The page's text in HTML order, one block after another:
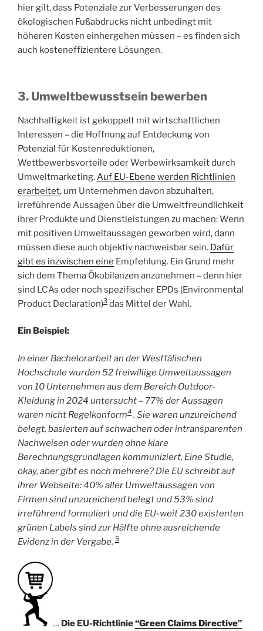
hier gilt, dass Potenziale zur Verbesserungen des
ökologischen Fußabdrucks nicht unbedingt mit
höheren Kosten einhergehen müssen – es finden sich
auch kosteneffizientere Lösungen.
3. Umweltbewusstsein bewerben
Nachhaltigkeit ist gekoppelt mit wirtschaftlichen
Interessen – die Hoffnung auf Entdeckung von
Potenzial für Kostenreduktionen,
Wettbewerbsvorteile oder Werbewirksamkeit durch
Umweltmarketing.Auf EU-Ebene werden Richtlinien
erarbeitet, um Unternehmen davon abzuhalten,
irreführende Aussagen über die Umweltfreundlichkeit
ihrer Produkte und Dienstleistungen zu machen: Wenn
mit positiven Umweltaussagen geworben wird, dann
müssen diese auch objektiv nachweisbar sein. Dafür
gibt es inzwischen eine Empfehlung. Ein Grund mehr
sich dem Thema Ökobilanzen anzunehmen – denn hier
sind LCAs oder noch spezifischer EPDs (Environmental
Product Declaration)3 das Mittel der Wahl.
Ein Beispiel:
In einer Bachelorarbeit an der Westfälischen
Hochschule wurden 52 freiwillige Umweltaussagen
von 10 Unternehmen aus dem Bereich Outdoor-
Kleidung in 2024 untersucht – 77% der Aussagen
waren nicht Regelkonform4 . Sie waren unzureichend
belegt, basierten auf schwachen oder intransparenten
Nachweisen oder wurden ohne klare
Berechnungsgrundlagen kommuniziert. Eine Studie,
okay, aber gibt es noch mehrere? Die EU schreibt auf
ihrer Webseite: 40% aller Umweltaussagen von
Firmen sind unzureichend belegt und 53% sind
irreführend formuliert und die EU-weit 230 existenten
grünen Labels sind zur Hälfte ohne ausreichende
Evidenz in der Vergabe. 5
… Die EU-Richtlinie“Green Claims Directive”